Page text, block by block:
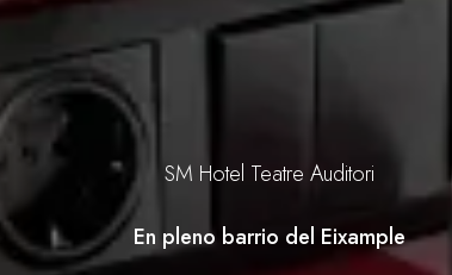
SM Hotel Teatre Auditori
En pleno barrio del Eixample